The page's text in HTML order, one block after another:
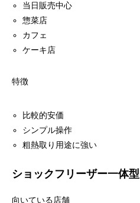
当日販売中心
惣菜店
カフェ
ケーキ店
特徴
比較的安価
シンプル操作
粗熱取り用途に強い
ショックフリーザー一体型
向いている店舗